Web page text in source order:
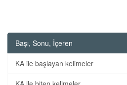
Başı, Sonu, İçeren
KA ile başlayan kelimeler